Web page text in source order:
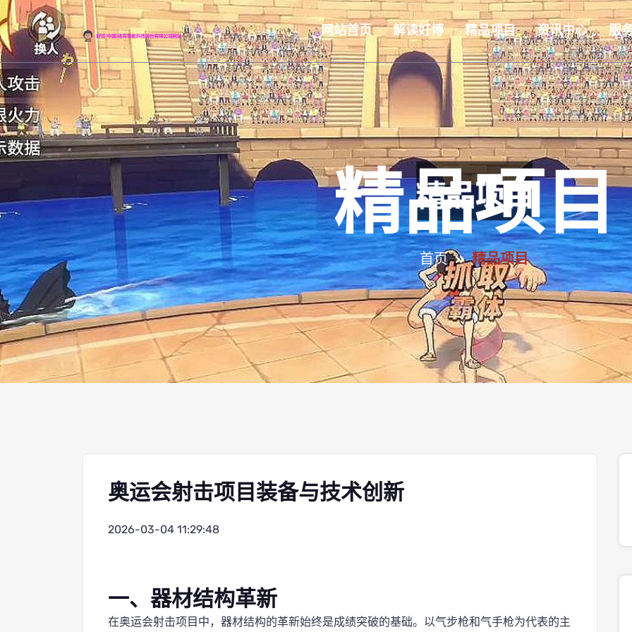
网站首页 解读好博 精品项目 资讯中心 服
精品项目
首页 精品项目
奥运会射击项目装备与技术创新
2026-03-04 11:29:48
一、器材结构革新
在奥运会射击项目中，器材结构的革新始终是成绩突破的基础。以气步枪和气手枪为代表的主